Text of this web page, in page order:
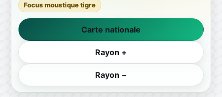
Focus moustique tigre
Carte nationale
Rayon +
Rayon −